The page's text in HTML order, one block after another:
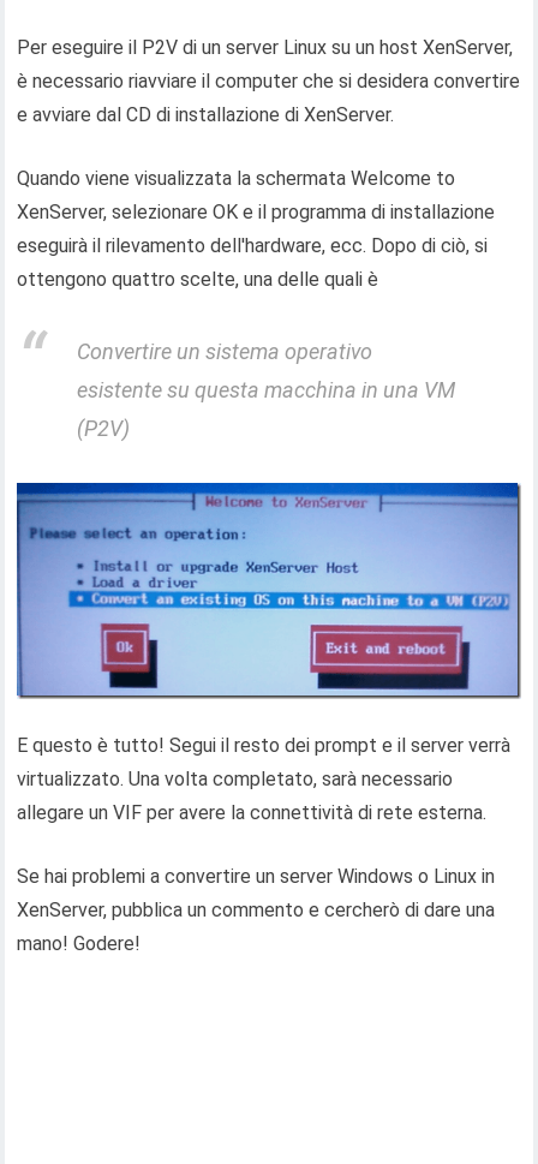
Per eseguire il P2V di un server Linux su un host XenServer,
è necessario riavviare il computer che si desidera convertire
e avviare dal CD di installazione di XenServer.
Quando viene visualizzata la schermata Welcome to
XenServer, selezionare OK e il programma di installazione
eseguirà il rilevamento dell'hardware, ecc. Dopo di ciò, si
ottengono quattro scelte, una delle quali è
Convertire un sistema operativo
esistente su questa macchina in una VM
(P2V)
E questo è tutto! Segui il resto dei prompt e il server verrà
virtualizzato. Una volta completato, sarà necessario
allegare un VIF per avere la connettività di rete esterna.
Se hai problemi a convertire un server Windows o Linux in
XenServer, pubblica un commento e cercherò di dare una
mano! Godere!